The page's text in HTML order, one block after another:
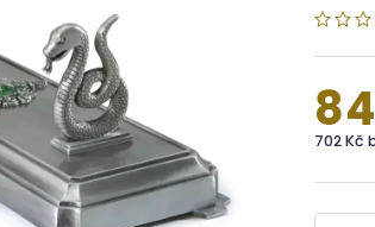
702 Kč